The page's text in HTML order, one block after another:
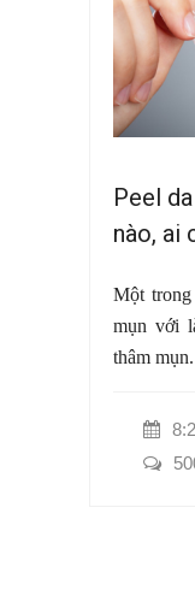
Peel
nào, ai
Một trong
mụn với
thâm